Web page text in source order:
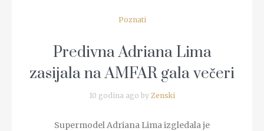
Poznati
Predivna Adriana Lima
zasijala na AMFAR gala večeri
10 godina ago by Zenski
Supermodel Adriana Lima izgledala je